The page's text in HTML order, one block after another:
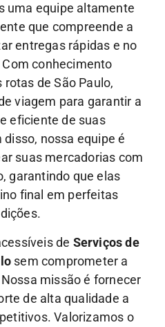
uma equipe altamente
que compreende a
entregas rápidas e no
conhecimento
de São Paulo,
viagem para garantir a
eficiente de suas
disso, nossa equipe é
suas mercadorias com
garantindo que elas
final em perfeitas
de Serviços de
sem comprometer a
missão é fornecer
de alta qualidade a
Valorizamos o